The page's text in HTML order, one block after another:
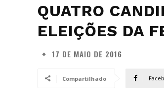
QUATRO
ELEIÇÕES DA
17 DE MAIO DE 2016
Compartilhado